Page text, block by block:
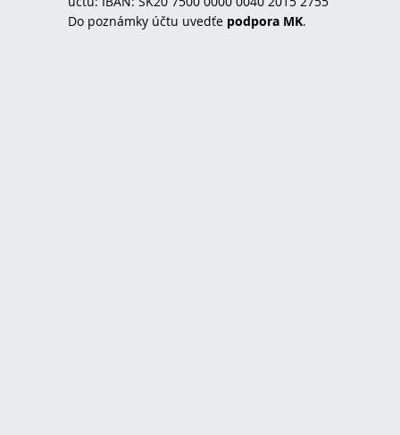
Do poznámky účtu uvedťe podpora MK.